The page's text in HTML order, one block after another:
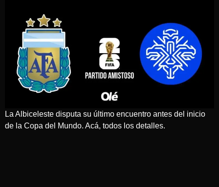
La Albiceleste disputa su último encuentro antes del inicio
de la Copa del Mundo. Acá, todos los detalles.